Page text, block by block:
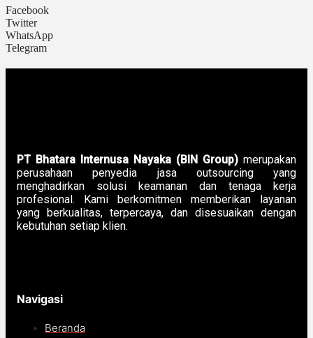
Facebook
Twitter
WhatsApp
Telegram
PT Bhatara Internusa Nayaka (BIN Group) merupakan
perusahaan penyedia jasa outsourcing yang
menghadirkan solusi keamanan dan tenaga kerja
profesional. Kami berkomitmen memberikan layanan
yang berkualitas, terpercaya, dan disesuaikan dengan
kebutuhan setiap klien.
Navigasi
Beranda